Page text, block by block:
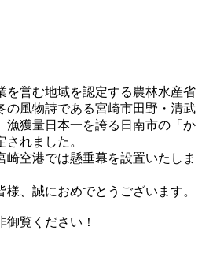
を営む地域を認定する農林水産省
の風物詩である宮崎市田野・清武
漁獲量日本一を誇る日南市の「か
れました。
崎空港では懸垂幕を設置いたしま
、誠におめでとうございます。
覧ください！